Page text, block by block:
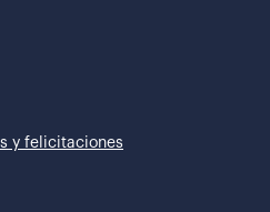
y felicitaciones